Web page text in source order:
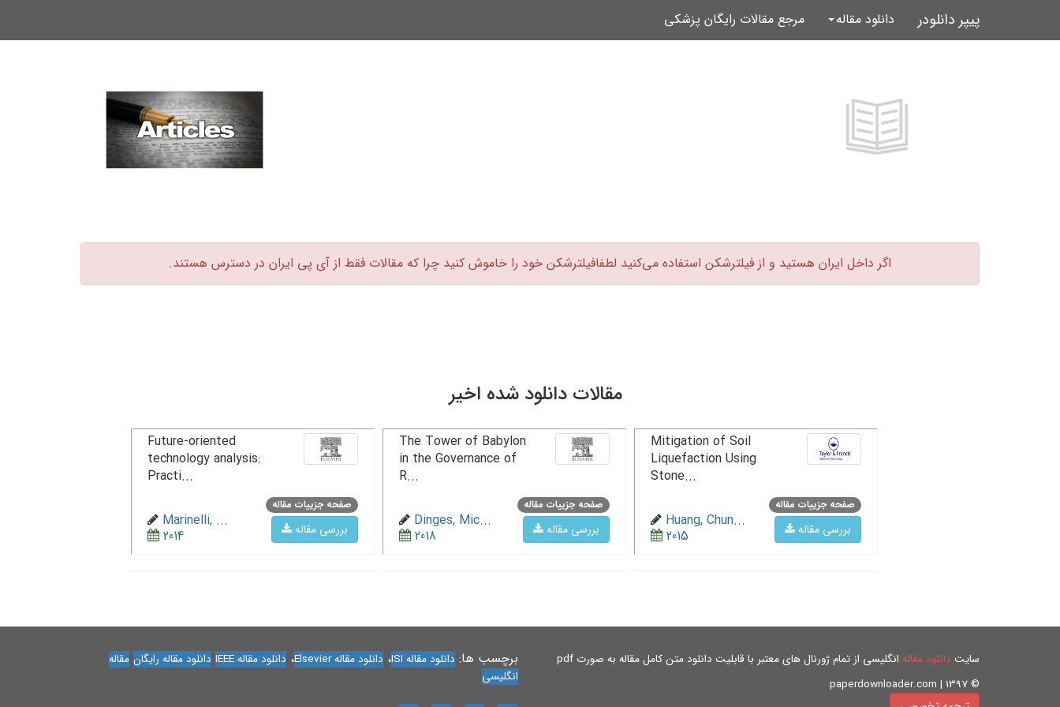
پیپر دانلودر دانلود مقاله مرجع مقالات رایگان پزشکی
اگر داخل ایران هستید و از فیلترشکن استفاده می‌کنید لطفافیلترشکن خود را خاموش کنید چرا که مقالات فقط از آی پی ایران در دسترس هستند.‏
مقالات دانلود شده اخیر
صفحه جزییات مقاله
بررسی مقاله
Mitigation of Soil
Liquefaction Using
Stone...
Huang, Chun...
2015
صفحه جزییات مقاله
بررسی مقاله
The Tower of Babylon
in the Governance of
R...
Dinges, Mic...
2018
صفحه جزییات مقاله
بررسی مقاله
Future-oriented
technology analysis:
Practi...
Marinelli, ...
2014
سایت دانلود مقاله انگلیسی از تمام ژورنال های معتبر با قابلیت دانلود متن کامل مقاله به صورت pdf
© paperdownloader.com | 1397
برچسب ها: دانلود مقاله ISI ، دانلود مقاله Elsevier ، دانلود مقاله IEEE دانلود مقاله رایگان مقاله
انگلیسی